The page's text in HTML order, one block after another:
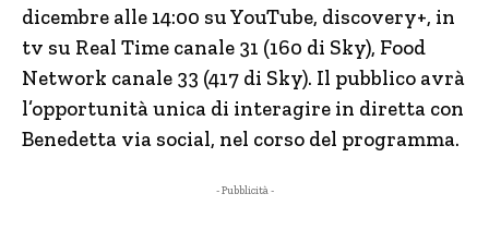
dicembre alle 14:00 su YouTube, discovery+, in
tv su Real Time canale 31 (160 di Sky), Food
Network canale 33 (417 di Sky). Il pubblico avrà
l’opportunità unica di interagire in diretta con
Benedetta via social, nel corso del programma.
- Pubblicità -